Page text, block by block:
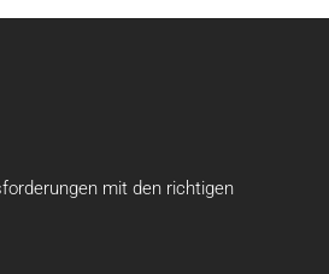
mit den richtigen